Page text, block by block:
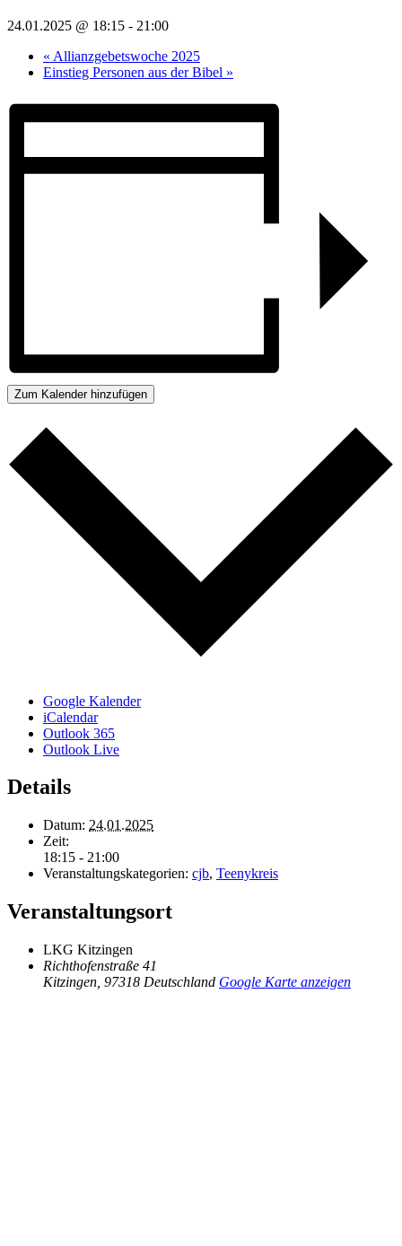
24.01.2025 @ 18:15 - 21:00
« Allianzgebetswoche 2025
Einstieg Personen aus der Bibel »
Zum Kalender hinzufügen
Google Kalender
iCalendar
Outlook 365
Outlook Live
Details
Datum: 24.01.2025
Zeit:
18:15 - 21:00
Veranstaltungskategorien: cjb, Teenykreis
Veranstaltungsort
LKG Kitzingen
Richthofenstraße 41
Kitzingen 97318 Deutschland Google Karte anzeigen